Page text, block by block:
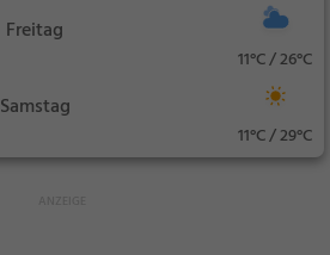
Freitag
11°C / 26°C
Samstag
11°C / 29°C